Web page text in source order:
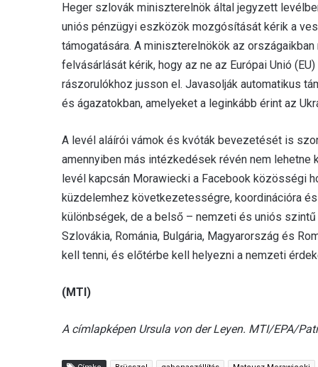
Heger szlovák miniszterelnök által jegyzett
uniós pénzügyi eszközök mozgósítását kérik a
támogatására. A miniszterelnökök az
felvásárlását kérik, hogy az ne az Európai Unió
rászorulókhoz jusson el. Javasolják automatikus
és ágazatokban, amelyeket a leginkább érint az
A levél aláírói vámok és kvóták bevezetését is
amennyiben más intézkedések révén nem
levél kapcsán Morawiecki a Facebook közösségi
küzdelemhez következetességre, koordinációra
különbségek, de a belső – nemzeti és uniós
Szlovákia, Románia, Bulgária, Magyarország és
kell tenni, és előtérbe kell helyezni a nemzeti
(MTI)
A címlapképen Ursula von der Leyen. MTI/EPA/